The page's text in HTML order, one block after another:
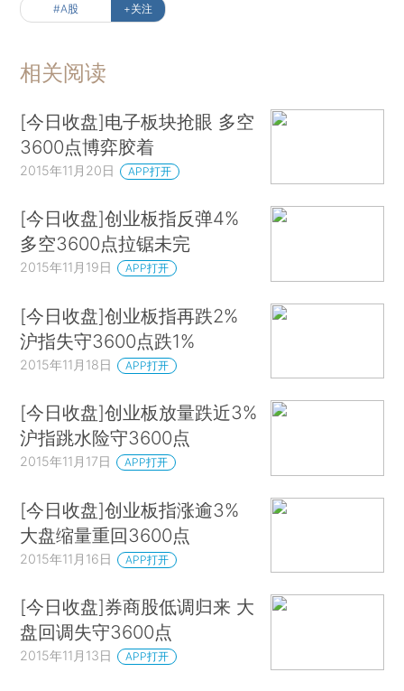
#A股 +关注
相关阅读
[今日收盘]电子板块抢眼 多空
3600点博弈胶着
2015年11月20日 APP打开
[今日收盘]创业板指反弹4%
多空3600点拉锯未完
2015年11月19日 APP打开
[今日收盘]创业板指再跌2%
沪指失守3600点跌1%
2015年11月18日 APP打开
[今日收盘]创业板放量跌近3%
沪指跳水险守3600点
2015年11月17日 APP打开
[今日收盘]创业板指涨逾3%
大盘缩量重回3600点
2015年11月16日 APP打开
[今日收盘]券商股低调归来 大
盘回调失守3600点
2015年11月13日 APP打开